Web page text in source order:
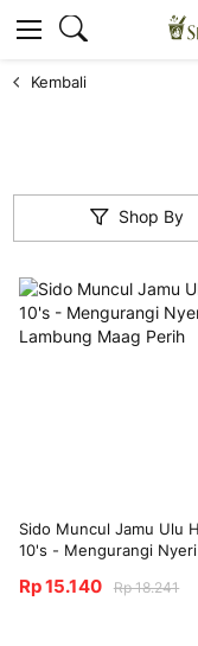
Kembali
Shop By
Sido Muncul Jamu Ulu
10's - Mengurangi Nyeri
Rp 15.140 Rp 18.241